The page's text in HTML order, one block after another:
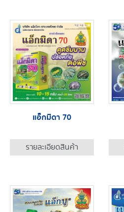
แอ็กมิดา 70
รายละเอียดสินค้า